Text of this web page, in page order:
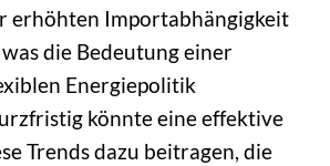
erhöhten Importabhängigkeit
die Bedeutung einer
Energiepolitik
könnte eine effektive
Trends dazu beitragen, die